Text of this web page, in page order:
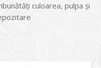
culoarea, pulpa și